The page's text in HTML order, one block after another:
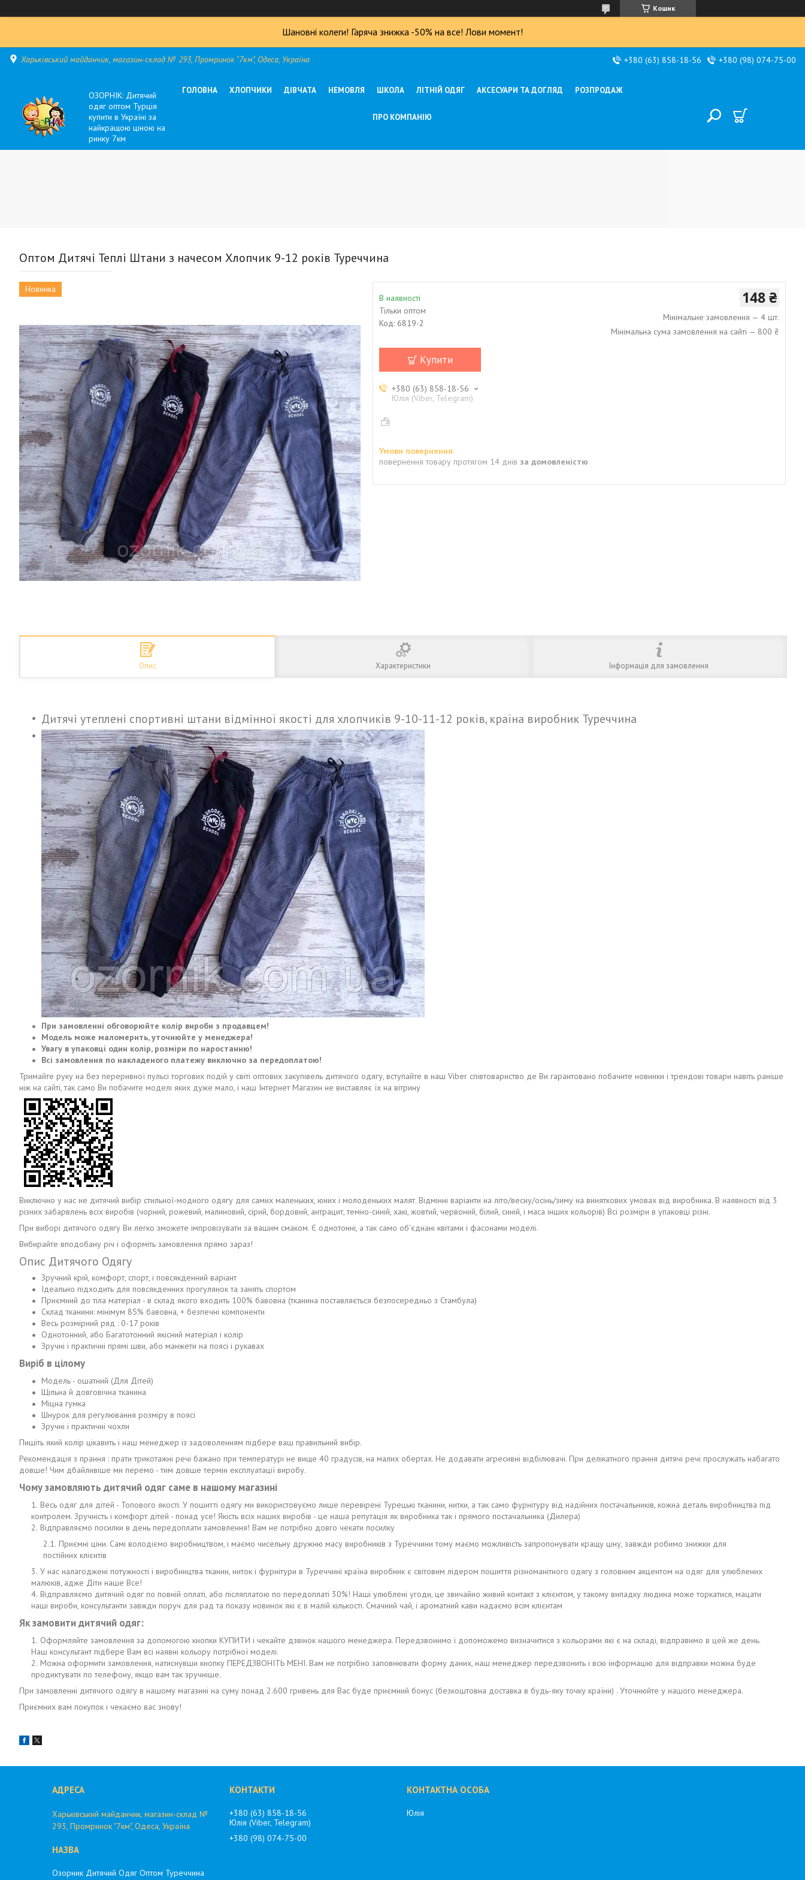
Кошик
Шановні колеги! Гаряча знижка -50% на все! Лови момент!
Харьківський майданчик, магазин-склад № 293, Промринок "7км", Одеса, Україна +380 (63) 858-18-56 +380 (98) 074-75-00
ОЗОРНІК: Дитячий
одяг оптом Турція
купити в Україні за
найкращою ціною на
ринку 7км
ГОЛОВНА ХЛОПЧИКИ ДІВЧАТА НЕМОВЛЯ ШКОЛА ЛІТНІЙ ОДЯГ АКСЕСУАРИ ТА ДОГЛЯД РОЗПРОДАЖ
ПРО КОМПАНІЮ
Оптом Дитячі Теплі Штани з начесом Хлопчик 9-12 років Туреччина
Новинка
В наявності
Тільки оптом
Код: 6819-2
148 ₴
Мінімальне замовлення — 4 шт.
Мінімальна сума замовлення на сайті — 800 ₴
Купити
+380 (63) 858-18-56
Юлія (Viber, Telegram)
повернення товару протягом 14 днів за домовленістю
Опис Характеристики Інформація для замовлення
Дитячі утеплені спортивні штани відмінної якості для хлопчиків 9-10-11-12 років, країна виробник Туреччина
При замовленні обговорюйте колір вироби з продавцем!
Модель може маломерить, уточнюйте у менеджера!
Увагу в упаковці один колір, розміри по наростанню!
Всі замовлення по накладеного платежу виключно за передоплатою!
Тримайте руку на без переривної пульсі торгових подій у світі оптових закупівель дитячого одягу, вступайте в наш Viber співтовариство де Ви гарантовано побачите новинки і трендові товари навіть раніше
ніж на сайті, так само Ви побачите моделі яких дуже мало, і наш Інтернет Магазин не виставляє їх на вітрину
Виключно у нас не дитячий вибір стильної-модного одягу для самих маленьких, юних і молоденьких малят. Відмінні варіанти на літо/весну/осінь/зиму на виняткових умовах від виробника. В наявності від 3
різних забарвлень всіх виробів (чорний, рожевий, малиновий, сірий, бордовий, антрацит, темно-синій, хакі, жовтий, червоний, білий, синій, і маса інших кольорів) Всі розміри в упаковці різні.
При виборі дитячого одягу Ви легко зможете імпровізувати за вашим смаком. Є однотонні, а так само об'єднані квітами і фасонами моделі.
Вибирайте вподобану річ і оформіть замовлення прямо зараз!
Опис Дитячого Одягу
Зручний крій, комфорт, спорт, і повсякденний варіант
Ідеально підходить для повсякденних прогулянок та занять спортом
Приємний до тіла матеріал - в склад якого входить 100% бавовна (тканина поставляється безпосередньо з Стамбула)
Склад тканини: мінімум 85% бавовна, + безпечні компоненти
Весь розмірний ряд : 0-17 років
Однотонний, або Багатотонний якісний матеріал і колір
Зручні і практичні прямі шви, або манжети на поясі і рукавах
Виріб в цілому
Модель - ошатний (Для Дітей)
Щільна й довговічна тканина
Міцна гумка
Шнурок для регулювання розміру в поясі
Зручні і практичні чохли
Пишіть який колір цікавить і наш менеджер із задоволенням підбере ваш правильний вибір.
Рекомендація з прання : прати трикотажні речі бажано при температурі не вище 40 градусів, на малих обертах. Не додавати агресивні відбілювачі. При делікатного прання дитячі речі прослужать набагато
довше! Чим дбайливіше ми перемо - тим довше термін експлуатації виробу.
Чому замовляють дитячий одяг саме в нашому магазині
Весь одяг для дітей - Топового якості. У пошитті одягу ми використовуємо лише перевірені Турецькі тканини, нитки, а так само фурнітуру від надійних постачальників, кожна деталь виробництва під
контролем. Зручність і комфорт дітей - понад усе! Якість всіх наших виробів - це наша репутація як виробника так і прямого постачальника (Дилера)
Відправляємо посилки в день передоплати замовлення! Вам не потрібно довго чекати посилку
Приємні ціни. Самі володіємо виробництвом, і маємо чисельну дружню масу виробників з Туреччини тому маємо можливість запропонувати кращу ціну, завжди робимо знижки для
постійних клієнтів
У нас налагоджені потужності і виробництва тканин, ниток і фурнітури в Туреччині країна виробник є світовим лідером пошиття різноманітного одягу з головним акцентом на одяг для улюблених
малюків, адже Діти наше Все!
Відправляємо дитячий одяг по повній оплаті, або післяплатою по передоплаті 30%! Наші улюблені угоди, це звичайно живий контакт з клієнтом, у такому випадку людина може торкатися, мацати
наші вироби, консультанти завжди поруч для рад та показу новинок які є в малій кількості. Смачний чай, і ароматний кави надаємо всім клієнтам
Як замовити дитячий одяг:
Оформляйте замовлення за допомогою кнопки КУПИТИ і чекайте дзвінок нашого менеджера. Передзвонимо і допоможемо визначитися з кольорами які є на складі, відправимо в цей же день.
Наш консультант підбере Вам всі наявні кольору потрібної моделі.
Можна оформити замовлення, натиснувши кнопку ПЕРЕДЗВОНІТЬ МЕНІ. Вам не потрібно заповнювати форму даних, наш менеджер передзвонить і всю інформацію для відправки можна буде
продиктувати по телефону, якщо вам так зручніше.
При замовленні дитячого одягу в нашому магазині на суму понад 2.600 гривень для Вас буде приємний бонус (безкоштовна доставка в будь-яку точку країни) . Уточнюйте у нашого менеджера.
Приємних вам покупок і чекаємо вас знову!
Харьківський майданчик, магазин-склад №
293, Промринок "7км", Одеса, Україна
Озорник Дитячий Одяг Оптом Туреччина
+380 (63) 858-18-56
Юлія (Viber, Telegram)
+380 (98) 074-75-00
Юлія